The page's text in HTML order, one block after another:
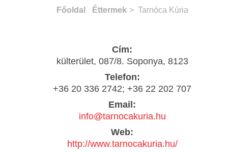
Főoldal Éttermek > Tarnóca Kúria
Cím:
külterület, 087/8. Soponya, 8123
Telefon:
+36 20 336 2742; +36 22 202 707
Email:
info@tarnocakuria.hu
Web:
http://www.tarnocakuria.hu/